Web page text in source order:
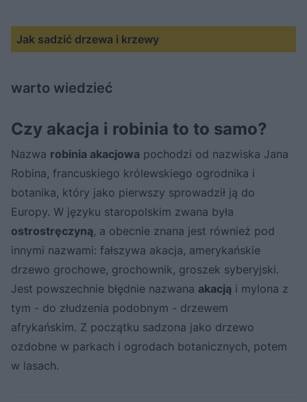
Jak sadzić drzewa i krzewy
warto wiedzieć
Czy akacja i robinia to to samo?
Nazwa robinia akacjowa pochodzi od nazwiska Jana
Robina, francuskiego królewskiego ogrodnika i
botanika, który jako pierwszy sprowadził ją do
Europy. W języku staropolskim zwana była
ostrostręczyną, a obecnie znana jest również pod
innymi nazwami: fałszywa akacja, amerykańskie
drzewo grochowe, grochownik, groszek syberyjski.
Jest powszechnie błędnie nazwana akacją i mylona z
tym - do złudzenia podobnym - drzewem
afrykańskim. Z początku sadzona jako drzewo
ozdobne w parkach i ogrodach botanicznych, potem
w lasach.